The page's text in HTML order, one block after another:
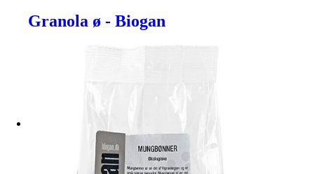
Granola ø - Biogan